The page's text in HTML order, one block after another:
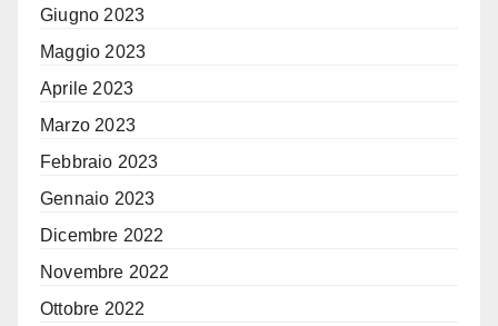
Giugno 2023
Maggio 2023
Aprile 2023
Marzo 2023
Febbraio 2023
Gennaio 2023
Dicembre 2022
Novembre 2022
Ottobre 2022